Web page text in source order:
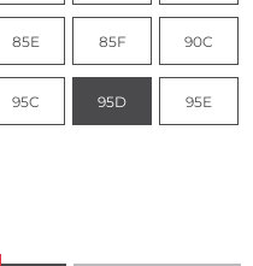
85E 85F 90C
95C 95D 95E